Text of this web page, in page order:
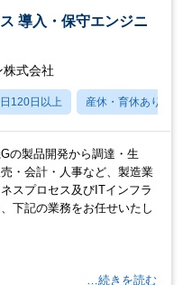
導入・保守エンジニ
式会社
120日以上 産休・育休あり
の製品開発から調達・生
・会計・人事など、製造業
スプロセス及びITインフラ
下記の業務をお任せいたし
…続きを読む